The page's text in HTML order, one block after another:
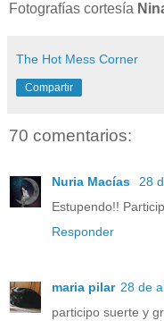
Fotografías cortesía
The Hot Mess Corner
Compartir
70 comentarios:
Nuria Macías
28
Estupendo!!
Responder
maria pilar 28 de
participo suerte y